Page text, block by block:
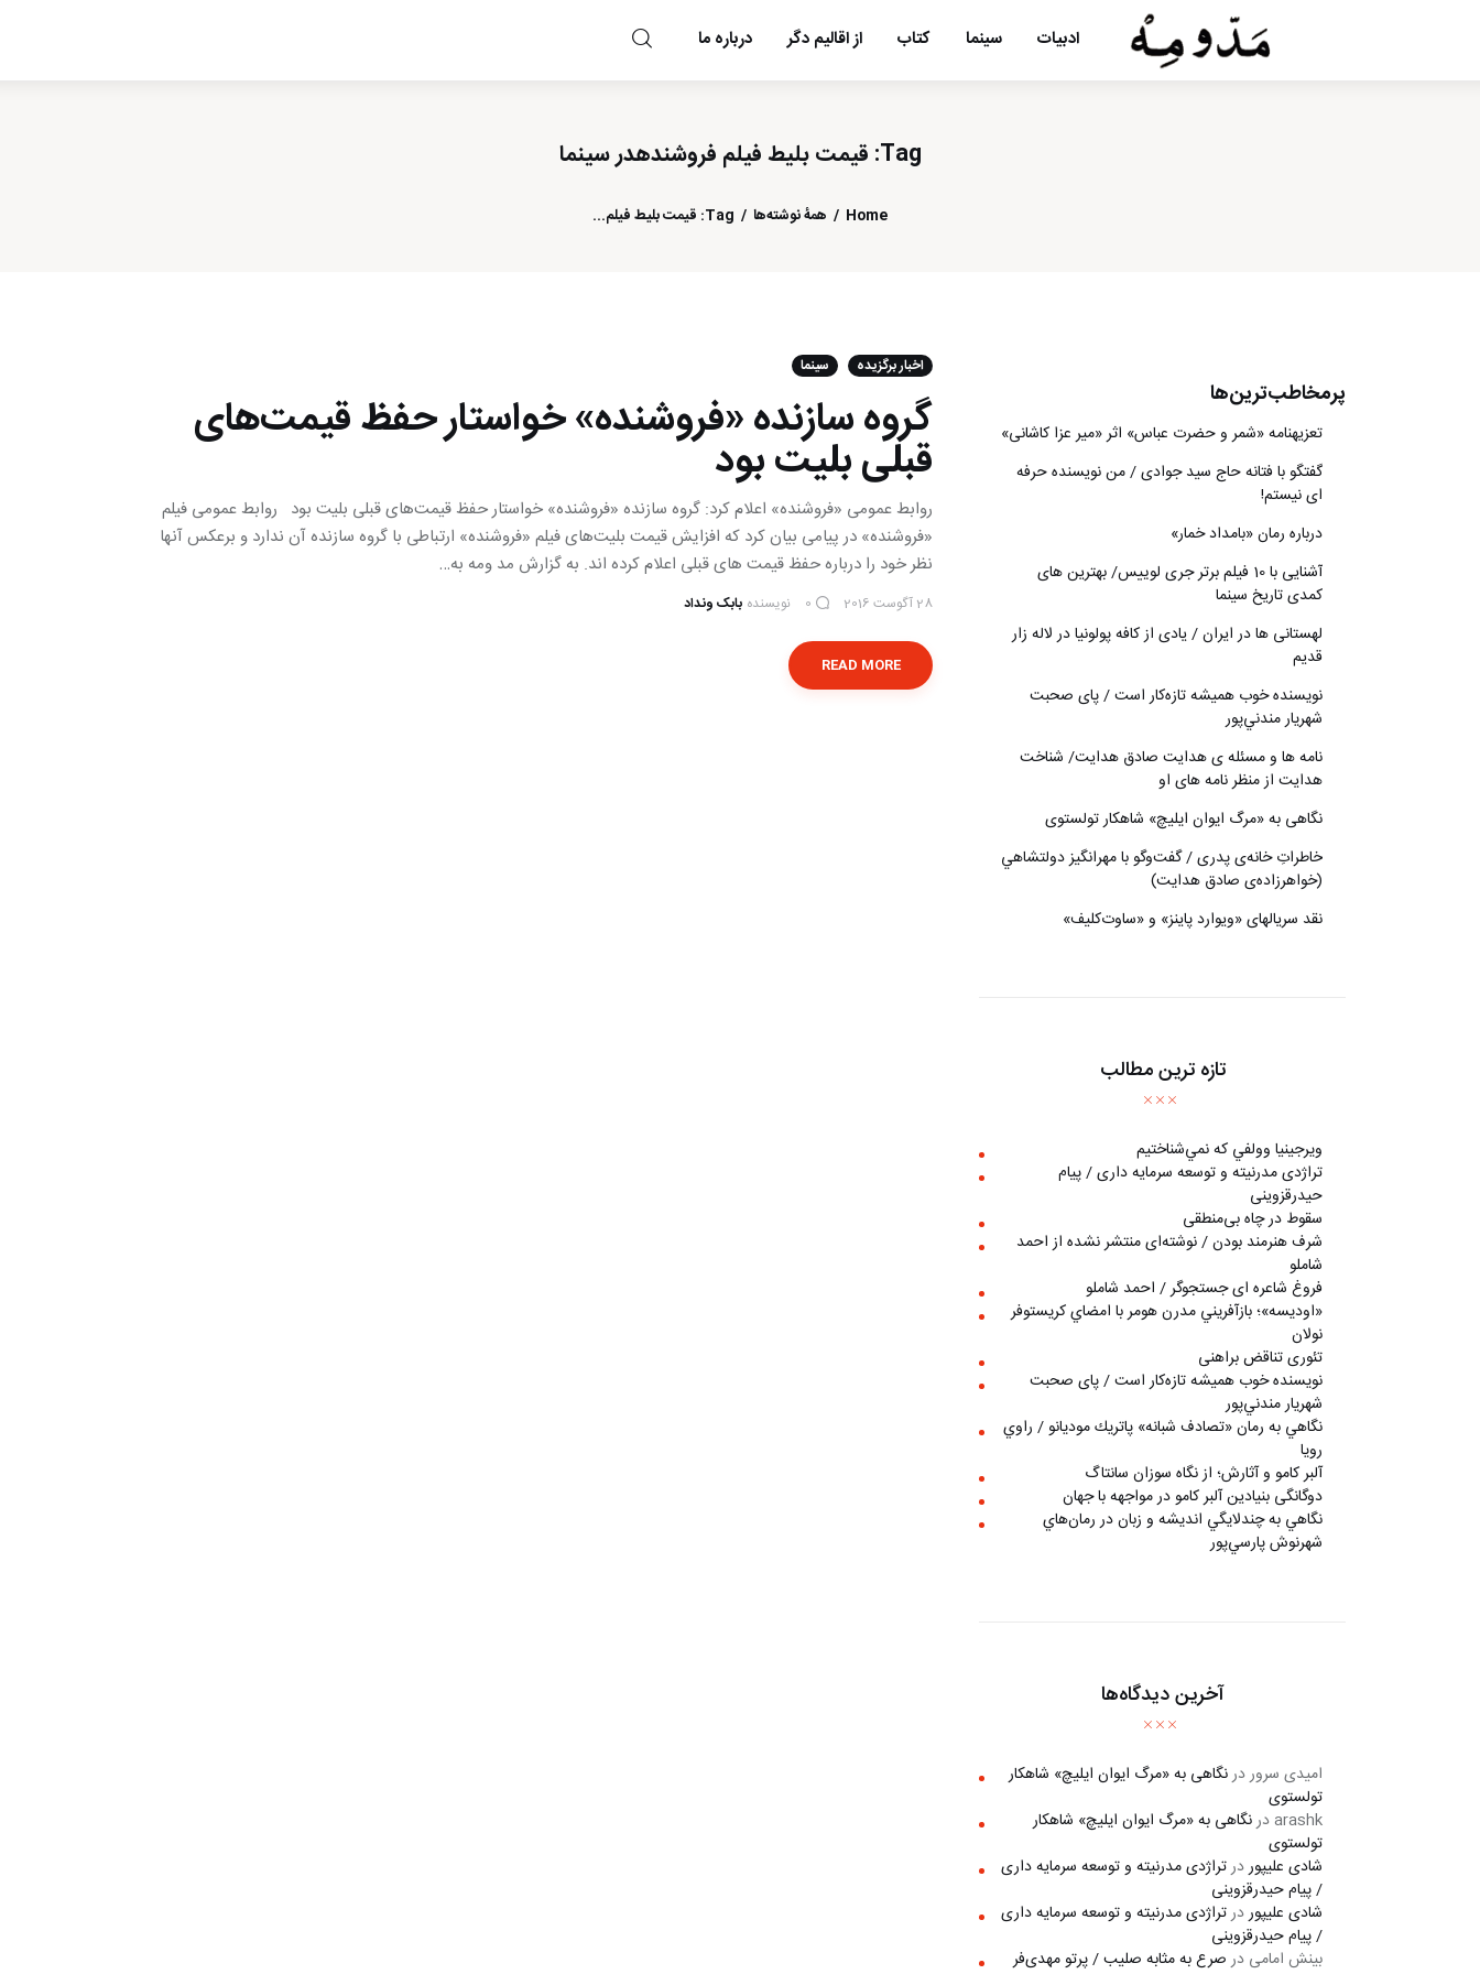
ادبیات سینما کتاب از اقالیم دگر درباره ما
Tag: قیمت بلیط فیلم فروشندهدر سینما
Home همهٔ نوشته‌ها Tag: قیمت بلیط فیلم...
اخبار برگزیده سینما
گروه سازنده «فروشنده» خواستار حفظ قیمت‌های
قبلی بلیت بود
روابط عمومی «فروشنده» اعلام کرد: گروه سازنده «فروشنده» خواستار حفظ قیمت‌های قبلی بلیت بود روابط عمومی فیلم
«فروشنده» در پیامی بیان کرد که افزایش قیمت بلیت‌های فیلم «فروشنده» ارتباطی با گروه سازنده آن ندارد و برعکس آنها
نظر خود را درباره حفظ قیمت های قبلی اعلام کرده اند. به گزارش مد ومه به…
28 آگوست 2016 0 نویسنده بابک ونداد
READ MORE
پرمخاطب‌ترین‌ها
تعزیه‎نامه‏ «شمر و حضرت عباس» اثر «میر عزا کاشانی»
گفتگو با فتانه حاج سید جوادی / من نویسنده حرفه
ای نیستم!
درباره رمان «بامداد خمار»
آشنایی با 10 فیلم برتر جری لوییس/ بهترین های
کمدی تاریخ سینما
لهستانی ها در ایران / یادی از کافه پولونیا در لاله زار
قدیم
نويسنده خوب هميشه تازه‌كار است / پای صحبت
شهريار مندني‌پور
نامه ها و مسئله ی هدایت صادق هدایت/ شناخت
هدایت از منظر نامه های او
نگاهی به «مرگ ايوان ايليچ» شاهکار تولستوی
خاطراتِ خانه‌ی پدری / گفت‌وگو با مهرانگيز دولتشاهي
(خواهرزاده‌ی صادق هدايت)
نقد سریالهای «ویوارد پاینز» و «ساوت‌کلیف»
تازه ترین مطالب
ويرجينيا وولفي كه نمي‌شناختيم
تراژدی مدرنیته و توسعه سرمایه داری / پیام
حیدرقزوینی
سقوط در چاه بی‌منطقی
شرف هنرمند بودن / نوشته‌ای منتشر نشده از احمد
شاملو
فروغ شاعره ای جستجوگر / احمد شاملو
«اوديسه»؛ بازآفريني مدرن هومر با امضاي كريستوفر
نولان
تئوری تناقض براهنی
نويسنده خوب هميشه تازه‌كار است / پای صحبت
شهريار مندني‌پور
نگاهي به رمان «تصادف شبانه» پاتريك موديانو / راوي
رويا
آلبر کامو و آثارش؛ از نگاه سوزان سانتاگ
دوگانگی بنیادین آلبر کامو در مواجهه با جهان
نگاهي به چندلايگي انديشه و زبان در رمان‌هاي
شهرنوش پارسي‌پور
آخرین دیدگاه‌ها
امیدی سروردرنگاهی به «مرگ ايوان ايليچ» شاهکار
تولستوی
arashkدرنگاهی به «مرگ ايوان ايليچ» شاهکار
تولستوی
شادی علیپوردرتراژدی مدرنیته و توسعه سرمایه داری
/ پیام حیدرقزوینی
شادی علیپوردرتراژدی مدرنیته و توسعه سرمایه داری
/ پیام حیدرقزوینی
بینش امامی درصرع به مثابه صلیب / پرتو مهدی‌فر